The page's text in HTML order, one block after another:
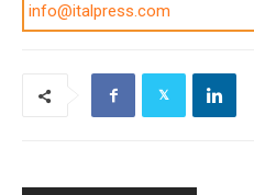
info@italpress.com